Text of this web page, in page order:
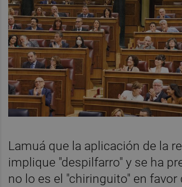
Lamuá que la aplicación de la
implique "despilfarro" y se ha
no lo es el "chiringuito" en favor